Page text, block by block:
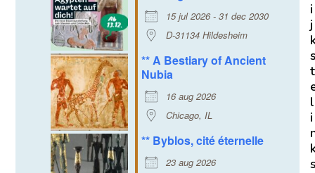
15 jul 2026 - 31 dec 2030
D-31134 Hildesheim
** A Bestiary of Ancient
Nubia
16 aug 2026
Chicago, IL
** Byblos, cité éternelle
23 aug 2026
i
j
t
l
i